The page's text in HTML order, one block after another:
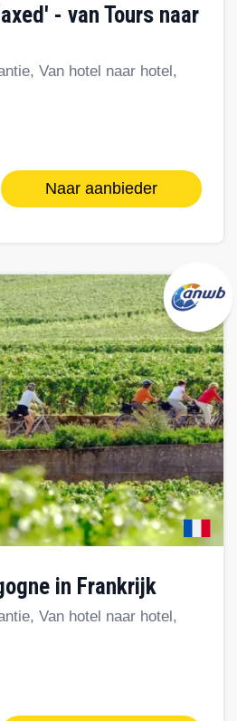
Van hotel naar hotel,
Naar aanbieder
in Frankrijk
Van hotel naar hotel,